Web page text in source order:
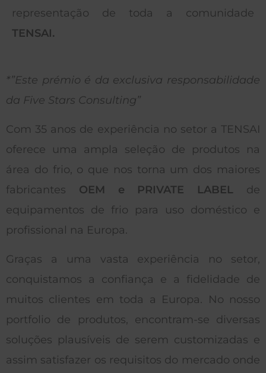
representação de toda a comunidade
TENSAI.
*”Este prémio é da exclusiva responsabilidade
da Five Stars Consulting”
Com 35 anos de experiência no setor a TENSAI
oferece uma ampla seleção de produtos na
área do frio, o que nos torna um dos maiores
fabricantes OEM e PRIVATE LABEL de
equipamentos de frio para uso doméstico e
profissional na Europa.
Graças a uma vasta experiência no setor,
conquistamos a confiança e a fidelidade de
muitos clientes em toda a Europa. No nosso
portfolio de produtos, encontram-se diversas
soluções plausíveis de serem customizadas e
assim satisfazer os requisitos do mercado onde